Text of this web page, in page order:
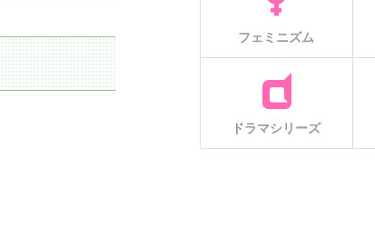
フェミニズム
ドラマシリーズ